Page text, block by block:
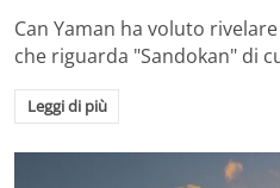
Can Yaman ha voluto
che riguarda "Sandokan" di
Leggi di più